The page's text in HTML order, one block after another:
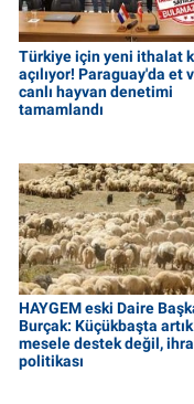
Türkiye için yeni ithalat
açılıyor! Paraguay'da et
canlı hayvan denetimi
tamamlandı
HAYGEM eski Daire
Burçak: Küçükbaşta artık
mesele destek değil,
politikası